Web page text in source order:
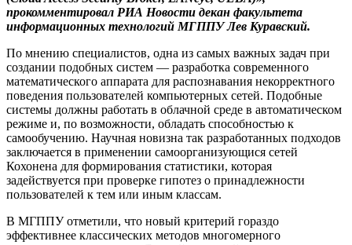
прокомментировал РИА Новости декан факультета
информационных технологий МГППУ Лев Куравский.
По мнению специалистов, одна из самых важных задач при
создании подобных систем — разработка современного
математического аппарата для распознавания некорректного
поведения пользователей компьютерных сетей. Подобные
системы должны работать в облачной среде в автоматическом
режиме и, по возможности, обладать способностью к
самообучению. Научная новизна так разработанных подходов
заключается в применении самоорганизующися сетей
Кохонена для формирования статистики, которая
задействуется при проверке гипотез о принадлежности
пользователей к тем или иным классам.
В МГППУ отметили, что новый критерий гораздо
эффективнее классических методов многомерного